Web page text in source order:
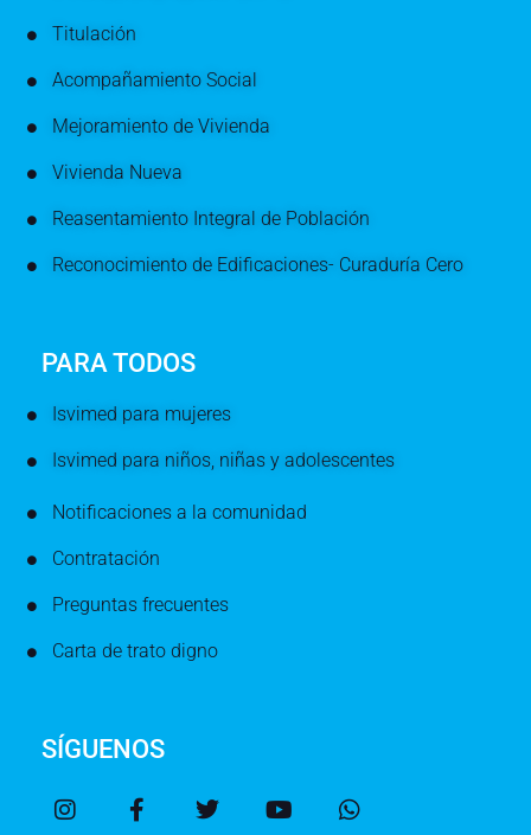
Titulación
Acompañamiento Social
Mejoramiento de Vivienda
Vivienda Nueva
Reasentamiento Integral de Población
Reconocimiento de Edificaciones- Curaduría Cero
PARA TODOS
Isvimed para mujeres
Isvimed para niños, niñas y adolescentes
Notificaciones a la comunidad
Contratación
Preguntas frecuentes
Carta de trato digno
SÍGUENOS